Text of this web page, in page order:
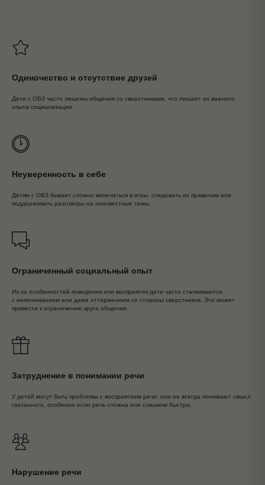
Одиночество и отсутствие друзей
Дети с ОВЗ часто лишены общения со сверстниками, что лишает их важного
опыта социализации.
Неуверенность в себе
Детям с ОВЗ бывает сложно включаться в игры, следовать их правилам или
поддерживать разговоры на неизвестные темы.
Ограниченный социальный опыт
Из-за особенностей поведения или восприятия дети часто сталкиваются
с непониманием или даже отторжением со стороны сверстников. Это может
привести к ограничению круга общения.
Затруднение в понимании речи
У детей могут быть проблемы с восприятием речи: они не всегда понимают смысл
сказанного, особенно если речь сложна или слишком быстра.
Нарушение речи